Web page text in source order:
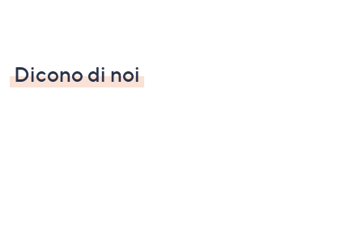
Dicono di noi